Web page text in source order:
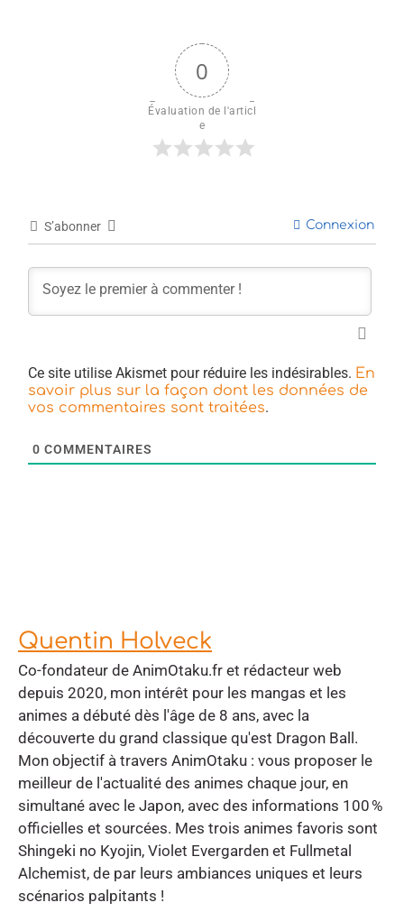
0
Évaluation de l'articl
e
S’abonner Connexion
Ce site utilise Akismet pour réduire les indésirables. En
savoir plus sur la façon dont les données de
vos commentaires sont traitées.
0 COMMENTAIRES
Quentin Holveck
Co-fondateur de AnimOtaku.fr et rédacteur web
depuis 2020, mon intérêt pour les mangas et les
animes a débuté dès l'âge de 8 ans, avec la
découverte du grand classique qu'est Dragon Ball.
Mon objectif à travers AnimOtaku : vous proposer le
meilleur de l'actualité des animes chaque jour, en
simultané avec le Japon, avec des informations 100 %
officielles et sourcées. Mes trois animes favoris sont
Shingeki no Kyojin, Violet Evergarden et Fullmetal
Alchemist, de par leurs ambiances uniques et leurs
scénarios palpitants !